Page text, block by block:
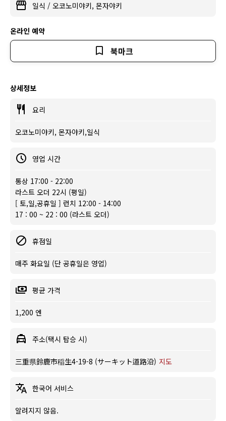
일식 / 오코노미야키, 몬자야키
온라인 예약
북마크
상세정보
요리
오코노미야키, 몬자야키,일식
영업 시간
통상 17:00 - 22:00
라스트 오더 22시 (평일)
[ 토,일,공휴일 ] 런치 12:00 - 14:00
17 : 00 ~ 22 : 00 (라스트 오더)
휴점일
매주 화요일 (단 공휴일은 영업)
평균 가격
1,200 엔
주소(택시 탑승 시)
三重県鈴鹿市稲生4-19-8 (サーキット道路沿) 지도
한국어 서비스
알려지지 않음.